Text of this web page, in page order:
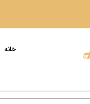
خانه